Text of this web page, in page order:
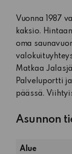
Vuonna 1987
kaksio.
oma
Matkaa
Palveluportti
päässä.
Asunnon
Alue